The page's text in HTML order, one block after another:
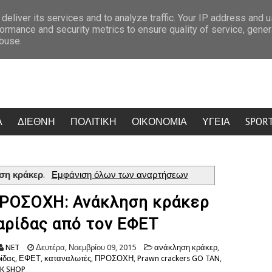
στο Κίεβο Ο Τραμπ προσφεύγει στο Ανώτατο Δικαστήριο:
ΔΙΕΘΝΗ ΠΟΛΙΤΙΚΗ ΟΙΚΟΝΟΜΙΑ ΥΓΕΙΑ
κράκερ. Εμφάνιση όλων των αναρτήσεων
Ανάκληση κράκερ
από τον ΕΦΕΤ
NET Δευτέρα, Νοεμβρίου 09, 2015 ανάκληση κράκερ,
, ΕΦΕΤ, καταναλωτές, ΠΡΟΣΟΧΗ, Prawn crackers GO TAN,
SHOP
its services and to analyze traffic. Your IP address and
and security metrics to ensure quality of service,